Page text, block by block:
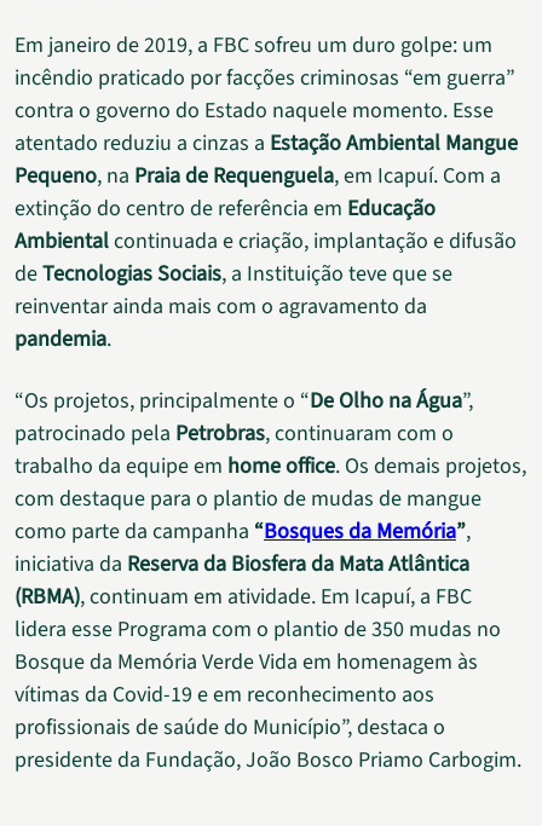
Em janeiro de 2019, a FBC sofreu um duro golpe: um
incêndio praticado por facções criminosas “em guerra”
contra o governo do Estado naquele momento. Esse
atentado reduziu a cinzas a Estação Ambiental Mangue
Pequeno, na Praia de Requenguela, em Icapuí. Com a
extinção do centro de referência em Educação
Ambientalcontinuada e criação, implantação e difusão
deTecnologias Sociais, a Instituição teve que se
reinventar ainda mais com o agravamento da
pandemia.
“Os projetos, principalmente o “De Olho na Água”,
patrocinado pela Petrobras, continuaram com o
trabalho da equipe em home office. Os demais projetos,
com destaque para o plantio de mudas de mangue
como parte da campanha “Bosques da Memória”,
iniciativa da Reserva da Biosfera da Mata Atlântica
(RBMA), continuam em atividade. Em Icapuí, a FBC
lidera esse Programa com o plantio de 350 mudas no
Bosque da Memória Verde Vida em homenagem às
vítimas da Covid-19 e em reconhecimento aos
profissionais de saúde do Município”, destaca o
presidente da Fundação, João Bosco Priamo Carbogim.